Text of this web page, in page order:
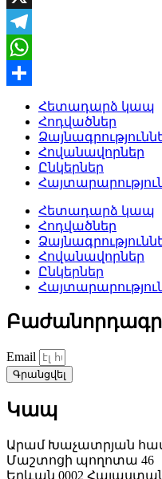
X
Telegram
WhatsApp
Հետադարձ կապ
Հոդվածներ
Հովանավորներ
Ընկերներ
Հետադարձ կապ
Հոդվածներ
Հովանավորներ
Ընկերներ
Email
Գրանցվել
Կապ
Արամ Խաչատրյան
Մաշտոցի պողոտա 46
Երևան 0002